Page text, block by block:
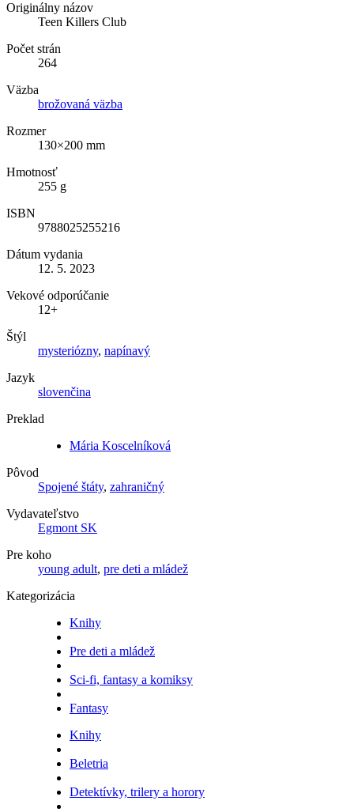
Originálny názov
Teen Killers Club
Počet strán
264
Väzba
brožovaná väzba
Rozmer
130×200 mm
Hmotnosť
255 g
ISBN
9788025255216
Dátum vydania
12. 5. 2023
Vekové odporúčanie
12+
Štýl
mysteriózny, napínavý
Jazyk
slovenčina
Preklad
Mária Koscelníková
Pôvod
Spojené štáty, zahraničný
Vydavateľstvo
Egmont SK
Pre koho
young adult, pre deti a mládež
Kategorizácia
Knihy
Pre deti a mládež
Sci-fi, fantasy a komiksy
Fantasy
Knihy
Beletria
Detektívky, trilery a horory